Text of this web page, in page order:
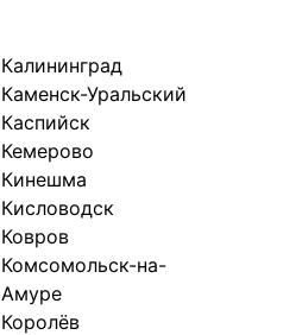
Калининград
Каменск-Уральский
Каспийск
Кемерово
Кинешма
Кисловодск
Ковров
Комсомольск-на-
Амуре
Королёв